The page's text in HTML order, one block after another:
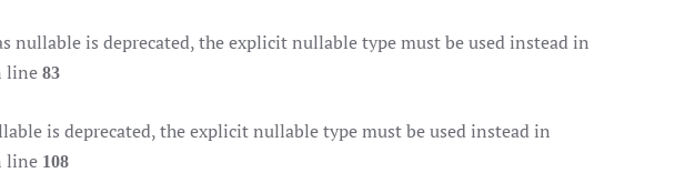
is deprecated, the explicit nullable type must be used instead in
line 83
is deprecated, the explicit nullable type must be used instead in
line 108